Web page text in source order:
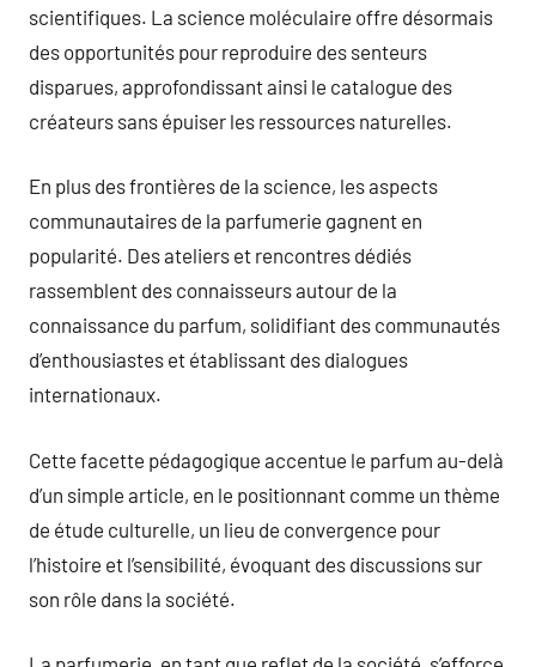
scientifiques. La science moléculaire offre désormais
des opportunités pour reproduire des senteurs
disparues, approfondissant ainsi le catalogue des
créateurs sans épuiser les ressources naturelles.
En plus des frontières de la science, les aspects
communautaires de la parfumerie gagnent en
popularité. Des ateliers et rencontres dédiés
rassemblent des connaisseurs autour de la
connaissance du parfum, solidifiant des communautés
d’enthousiastes et établissant des dialogues
internationaux.
Cette facette pédagogique accentue le parfum au-delà
d’un simple article, en le positionnant comme un thème
de étude culturelle, un lieu de convergence pour
l’histoire et l’sensibilité, évoquant des discussions sur
son rôle dans la société.